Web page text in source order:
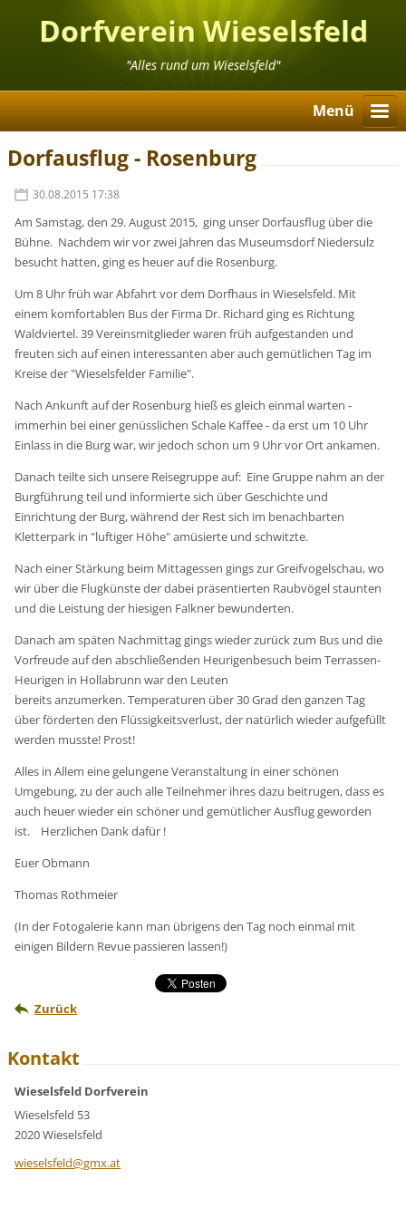
Dorfverein Wieselsfeld
"Alles rund um Wieselsfeld"
Menü
Dorfausflug - Rosenburg
30.08.2015 17:38
Am Samstag, den 29. August 2015, ging unser Dorfausflug über die
Bühne. Nachdem wir vor zwei Jahren das Museumsdorf Niedersulz
besucht hatten, ging es heuer auf die Rosenburg.
Um 8 Uhr früh war Abfahrt vor dem Dorfhaus in Wieselsfeld. Mit
einem komfortablen Bus der Firma Dr. Richard ging es Richtung
Waldviertel. 39 Vereinsmitglieder waren früh aufgestanden und
freuten sich auf einen interessanten aber auch gemütlichen Tag im
Kreise der "Wieselsfelder Familie".
Nach Ankunft auf der Rosenburg hieß es gleich einmal warten -
immerhin bei einer genüsslichen Schale Kaffee - da erst um 10 Uhr
Einlass in die Burg war, wir jedoch schon um 9 Uhr vor Ort ankamen.
Danach teilte sich unsere Reisegruppe auf: Eine Gruppe nahm an der
Burgführung teil und informierte sich über Geschichte und
Einrichtung der Burg, während der Rest sich im benachbarten
Kletterpark in "luftiger Höhe" amüsierte und schwitzte.
Nach einer Stärkung beim Mittagessen gings zur Greifvogelschau, wo
wir über die Flugkünste der dabei präsentierten Raubvögel staunten
und die Leistung der hiesigen Falkner bewunderten.
Danach am späten Nachmittag gings wieder zurück zum Bus und die
Vorfreude auf den abschließenden Heurigenbesuch beim Terrassen-
Heurigen in Hollabrunn war den Leuten
bereits anzumerken. Temperaturen über 30 Grad den ganzen Tag
über förderten den Flüssigkeitsverlust, der natürlich wieder aufgefüllt
werden musste! Prost!
Alles in Allem eine gelungene Veranstaltung in einer schönen
Umgebung, zu der auch alle Teilnehmer ihres dazu beitrugen, dass es
auch heuer wieder ein schöner und gemütlicher Ausflug geworden
ist. Herzlichen Dank dafür !
Euer Obmann
Thomas Rothmeier
(In der Fotogalerie kann man übrigens den Tag noch einmal mit
einigen Bildern Revue passieren lassen!)
Zurück
Kontakt
Wieselsfeld Dorfverein
Wieselsfeld 53
2020 Wieselsfeld
wieselsfeld@gmx.at